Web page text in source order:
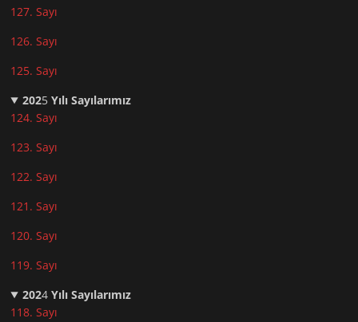
127. Sayı
126. Sayı
125. Sayı
2025Yılı Sayılarımız
124. Sayı
123. Sayı
122. Sayı
121. Sayı
120. Sayı
119. Sayı
2024Yılı Sayılarımız
118. Sayı